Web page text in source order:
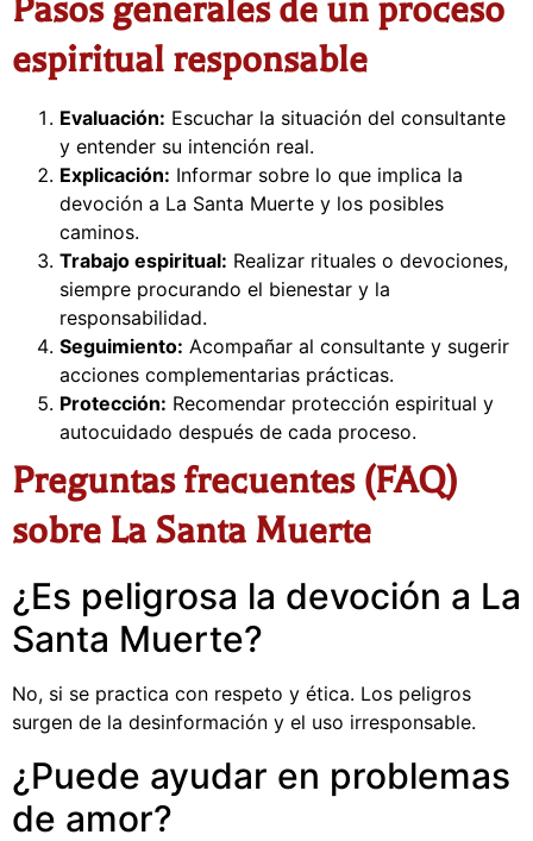
Pasos generales de un proceso
espiritual responsable
Evaluación: Escuchar la situación del consultante
y entender su intención real.
Explicación: Informar sobre lo que implica la
devoción a La Santa Muerte y los posibles
caminos.
Trabajo espiritual: Realizar rituales o devociones,
siempre procurando el bienestar y la
responsabilidad.
Seguimiento: Acompañar al consultante y sugerir
acciones complementarias prácticas.
Protección: Recomendar protección espiritual y
autocuidado después de cada proceso.
Preguntas frecuentes (FAQ)
sobre La Santa Muerte
¿Es peligrosa la devoción a La
Santa Muerte?
No, si se practica con respeto y ética. Los peligros
surgen de la desinformación y el uso irresponsable.
¿Puede ayudar en problemas
de amor?